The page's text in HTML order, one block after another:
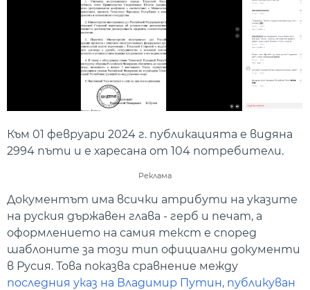
Към 01 февруари 2024 г. публикацията е видяна
2994 пъти и е харесана от 104 потребители.
Реклама
Документът има всички атрибути на указите
на руския държавен глава - герб и печат, а
оформлението на самия текст е според
шаблоните за този тип официални документи
в Русия. Това показва сравнение между
последния указ на Владимир Путин, публикуван